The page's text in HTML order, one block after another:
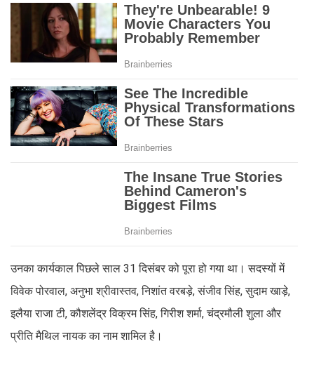
उनका कार्यकाल पिछले साल 31 दिसंबर को पूरा हो गया था। सदस्यों में
विवेक पोरवाल, अनुभा श्रीवास्तव, निशांत वरबड़े, संजीव सिंह, सुदाम खाड़े,
इलैया राजा टी, कौशलेंद्र विक्रम सिंह, गिरीश शर्मा, चंद्रमौली शुला और
प्रीति मैथिल नायक का नाम शामिल है।